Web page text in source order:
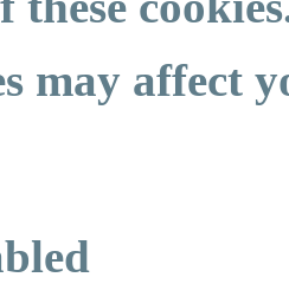
may affect